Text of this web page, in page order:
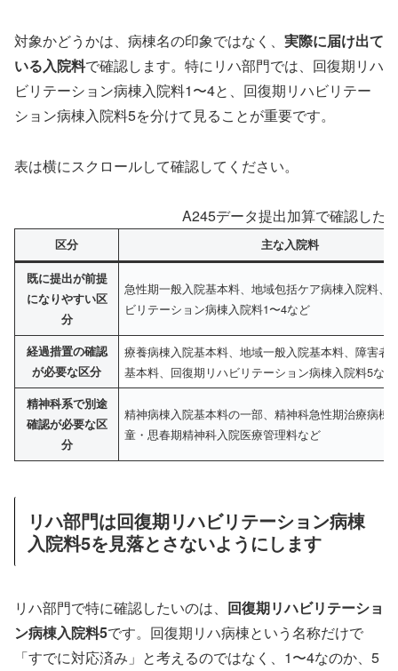
対象かどうかは、病棟名の印象ではなく、 実際に届け出て
いる入院料で確認します。特にリハ部門では、回復期リハ
ビリテーション病棟入院料1〜4と、回復期リハビリテー
ション病棟入院料5を分けて見ることが重要です。
表は横にスクロールして確認してください。
A245データ提出加算で確認した
区分 主な入院料
既に提出が前提
になりやすい区
分
急性期一般入院基本料、地域包括ケア病棟入院料、
ビリテーション病棟入院料1〜4など
経過措置の確認
が必要な区分
療養病棟入院基本料、地域一般入院基本料、障害者
基本料、回復期リハビリテーション病棟入院料5など
精神科系で別途
確認が必要な区
分
精神病棟入院基本料の一部、精神科急性期治療病棟
童・思春期精神科入院医療管理料など
リハ部門は回復期リハビリテーション病棟
入院料5を見落とさないようにします
リハ部門で特に確認したいのは、 回復期リハビリテーショ
ン病棟入院料5です。回復期リハ病棟という名称だけで
「すでに対応済み」と考えるのではなく、1〜4なのか、5